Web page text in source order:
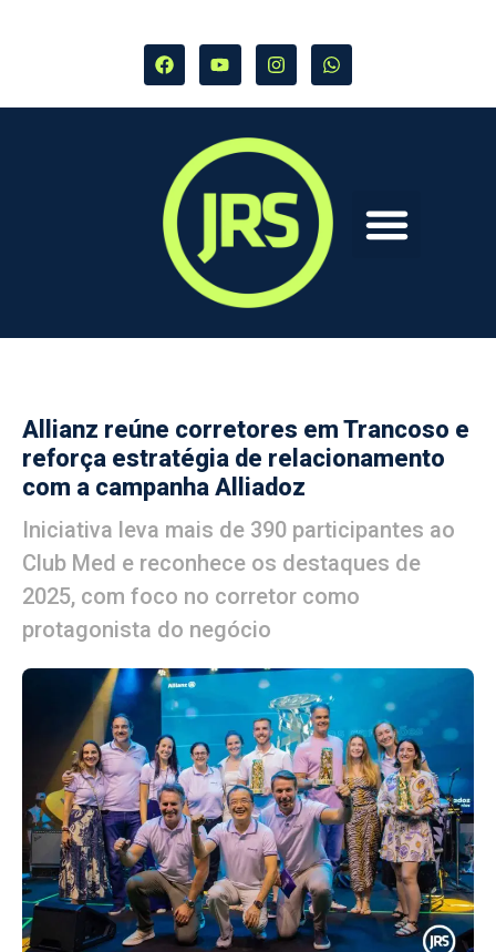
Allianz reúne corretores em Trancoso e
reforça estratégia de relacionamento
com a campanha Alliadoz
Iniciativa leva mais de 390 participantes ao
Club Med e reconhece os destaques de
2025, com foco no corretor como
protagonista do negócio